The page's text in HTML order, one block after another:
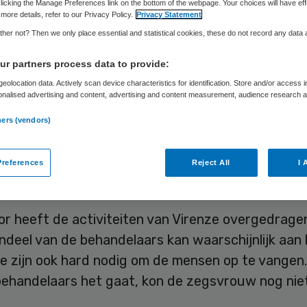
de patiënten van het failliete Virenze, een
met dertig vestigingen in het land, wordt
hun behandeling weer hebben hervat, aldus een
heeft de activiteiten van Virenze
van de behandelaars kan waarschijnlijk
zijn ook hard nodig om de mensen op te
het gaat, kon de zegsvrouw nog
the Manage Preferences link on the bottom of the webpage. Your choices will have
details, refer to our Privacy Policy. Privacy Statement
not? Then we only place essential and statistical cookies, these do not record any data
partners process data to provide:
data. Actively scan device characteristics for identification. Store and/or access
advertising and content, advertising and content measurement, audience research
(vendors)
Reject All I